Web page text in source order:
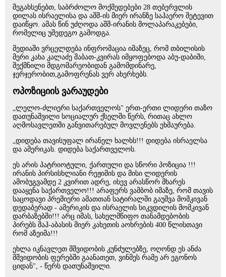
შეგახსენებთ, საბრძოლო მოქმედებები 28 თებერვლის
დილას ისრაელისა და აშშ-ის მიერ ირანზე საჰაერო შეტევით
დაიწყო. ამას წინ უძღოდა აშშ-ირანის მოლაპარაკებები,
რომელიც უშედეგო გამოდგა.
მედიაში ვრცელდება ინფრომაცია იმაზეც, რომ თბილისის
მერი კახა კალაძე შაბათ-კვირას იმყოფებოდა აბუ-დაბიში,
შექმნილი მდგომარეობიდან გამომდინარე,
ჯერჯერობით,გამოფრენას ვერ ახერხებს.
ოპოზიციის ვარაუდები
„ლელო-ძლიერი საქართველოს" ერთ-ერთი ლიდერი თაზო
დათუნაშვილი სოციალურ ქსელში წერს, რითაც ახლო
აღმოსავლეთში განვითარებულ მოვლენებს ეხმაურება.
„დიდება თავისუფალ ირანელ ხალხს!!! დიდება ისრაელსა
და ამერიკას. დიდება საქართველოს.
ეს არის პატრიოტული, ქართული და სწორი პოზიცია !!!
ირანის პირსისხლიანი რეჟიმის და მისი ლიდერის
ამობუგვამდე 2 კვირით ადრე, ისევ არასწორ მხარეს
დააყენა საქართველო!!! არაფერს ვამბობ იმაზე, რომ თავის
საცოდავი პრემიერი ამათთან სატირალში გაუშვა მომკივან
დედაბერად - ამერიკის და ისრაელის სიკვდილის მომკივან
დარბაზებში!!! არც იმას, სახელმწიფო თანამდებობის
პირებს შაჰ-აბასის მიერ კახეთის აოხრების 400 წლისთავი
რომ აზეიმა!!!
ეხლა იკნავლეთ მშვიდობის კუნძულებზე, ოღონდ ეს ანძა
მშვიდობის ფერებში გაანათეთ, ვინმეს რამე არ ეგონოს
ციდან", - წერს დათუნაშვილი.